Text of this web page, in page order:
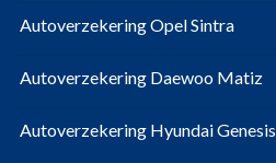
Autoverzekering Opel Sintra
Autoverzekering Daewoo Matiz
Autoverzekering Hyundai Genesis